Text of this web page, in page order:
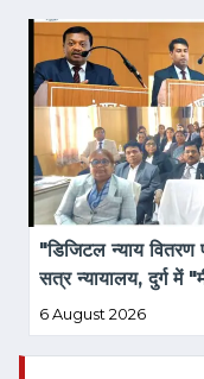
"डिजिटल न्याय वितरण
सत्र न्यायालय, दुर्ग में
पर व्यापक संयुक्त
6 August 2026